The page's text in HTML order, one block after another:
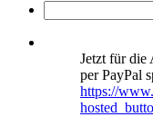
Jetzt für
per PayPal
https://